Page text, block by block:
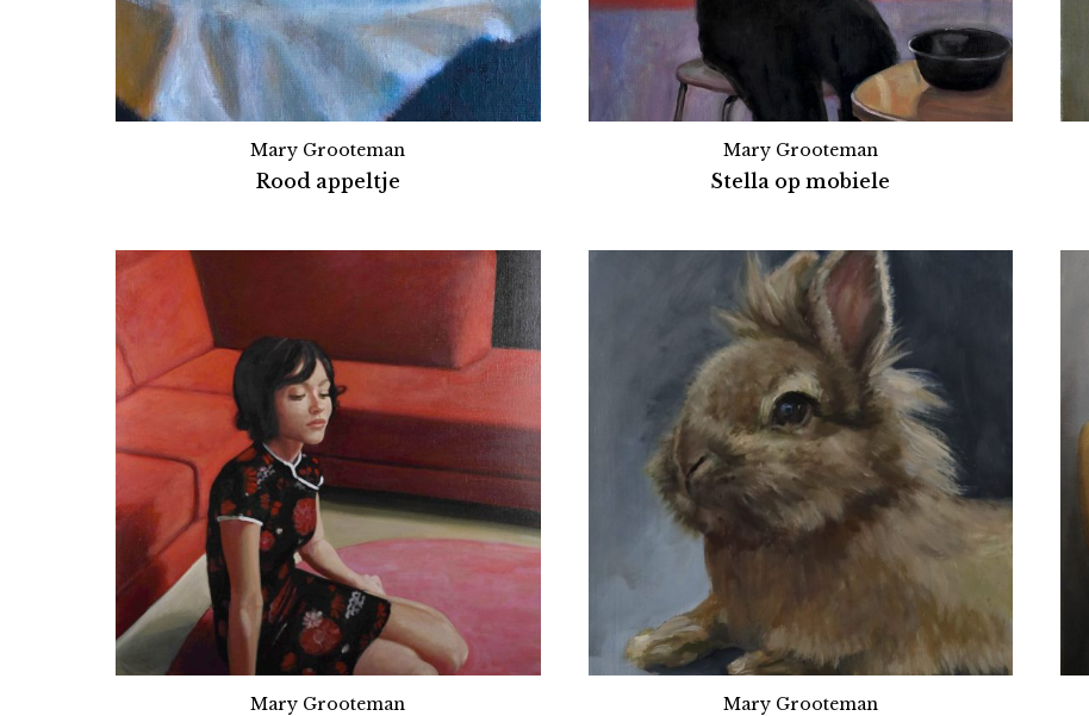
Mary Grooteman
Rood appeltje
Mary Grooteman
Stella op mobiele
Mary Grooteman Mary Grooteman